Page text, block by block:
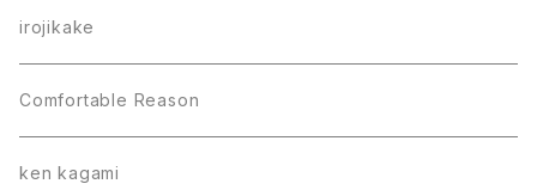
irojikake
Comfortable Reason
ken kagami